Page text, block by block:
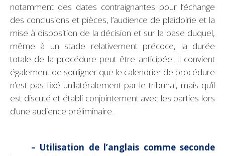
notamment des dates contraignantes pour l’échange
des conclusions et pièces, l’audience de plaidoirie et la
mise à disposition de la décision et sur la base duquel,
même à un stade relativement précoce, la durée
totale de la procédure peut être anticipée. Il convient
également de souligner que le calendrier de procédure
n’est pas fixé unilatéralement par le tribunal, mais qu’il
est discuté et établi conjointement avec les parties lors
d’une audience préliminaire.
– Utilisation de l’anglais comme seconde